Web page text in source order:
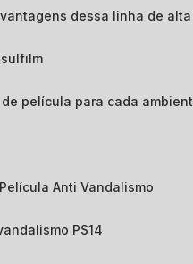
dessa linha de
de película para cada
Película Anti Vandalismo
PS14